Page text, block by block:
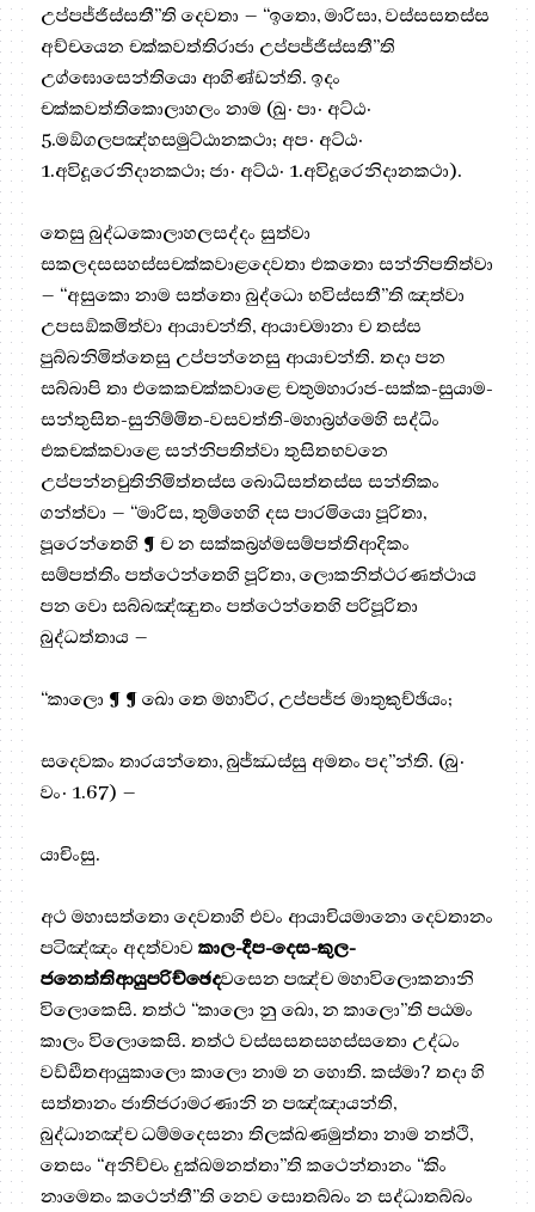
උප්පජ්ජිස්සතී”ති දෙවතා – “ඉතො, මාරිසා, වස්සසතස්ස
අච්චයෙන චක්කවත්තිරාජා උප්පජ්ජිස්සතී”ති
උග්ඝොසෙන්තියො ආහිණ්ඩන්ති. ඉදං
චක්කවත්තිකොලාහලං නාම (ඛු· පා· අට්ඨ·
5.මඞ්ගලපඤ්හසමුට්ඨානකථා; අප· අට්ඨ·
1.අවිදූරෙනිදානකථා; ජා· අට්ඨ· 1.අවිදූරෙනිදානකථා).
තෙසු බුද්ධකොලාහලසද්දං සුත්වා
සකලදසසහස්සචක්කවාළදෙවතා එකතො සන්නිපතිත්වා
– “අසුකො නාම සත්තො බුද්ධො භවිස්සතී”ති ඤත්වා
උපසඞ්කමිත්වා ආයාචන්ති, ආයාචමානා ච තස්ස
පුබ්බනිමිත්තෙසු උප්පන්නෙසු ආයාචන්ති. තදා පන
සබ්බාපි තා එකෙකචක්කවාළෙ චතුමහාරාජ-සක්ක-සුයාම-
සන්තුසිත-සුනිම්මිත-වසවත්ති-මහාබ්‍රහ්මෙහි සද්ධිං
එකචක්කවාළෙ සන්නිපතිත්වා තුසිතභවනෙ
උප්පන්නචුතිනිමිත්තස්ස බොධිසත්තස්ස සන්තිකං
ගන්ත්වා – “මාරිස, තුම්හෙහි දස පාරමියො පූරිතා,
පූරෙන්තෙහි ¶ ච න සක්කබ්‍රහ්මසම්පත්තිආදිකං
සම්පත්තිං පත්ථෙන්තෙහි පූරිතා, ලොකනිත්ථරණත්ථාය
පන වො සබ්බඤ්ඤුතං පත්ථෙන්තෙහි පරිපූරිතා
බුද්ධත්තාය –
“කාලො ¶ ¶ ඛො තෙ මහාවීර, උප්පජ්ජ මාතුකුච්ඡියං;
සදෙවකං තාරයන්තො, බුජ්ඣස්සු අමතං පද”න්ති. (බු·
වං· 1.67) –
යාචිංසු.
අථ මහාසත්තො දෙවතාහි එවං ආයාචියමානො දෙවතානං
පටිඤ්ඤං අදත්වාවකාල-දීප-දෙස-කුල-
ජනෙත්තිආයුපරිච්ඡෙදවසෙන පඤ්ච මහාවිලොකනානි
විලොකෙසි. තත්ථ “කාලො නු ඛො, න කාලො”ති පඨමං
කාලං විලොකෙසි. තත්ථ වස්සසතසහස්සතො උද්ධං
වඩ්ඪිතආයුකාලො කාලො නාම න හොති. කස්මා? තදා හි
සත්තානං ජාතිජරාමරණානි න පඤ්ඤායන්ති,
බුද්ධානඤ්ච ධම්මදෙසනා තිලක්ඛණමුත්තා නාම නත්ථි,
තෙසං “අනිච්චං දුක්ඛමනත්තා”ති කථෙන්තානං “කිං
නාමෙතං කථෙන්තී”ති නෙව සොතබ්බං න සද්ධාතබ්බං